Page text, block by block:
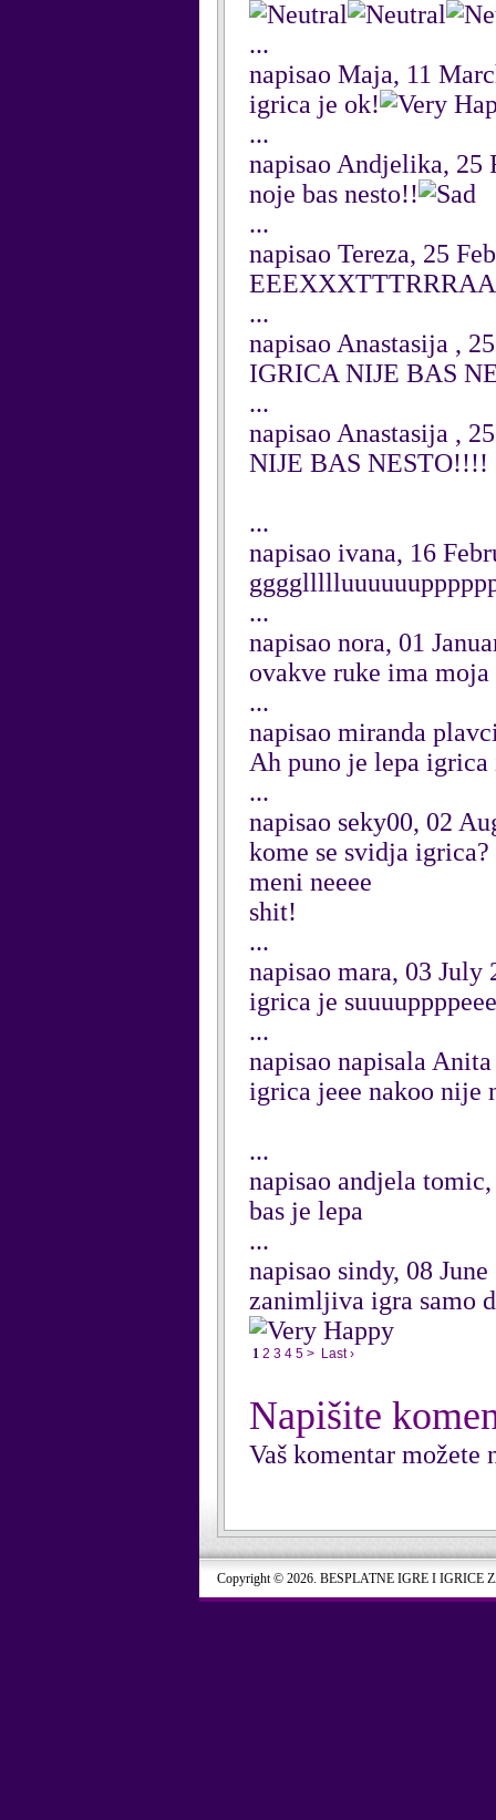
...
napisao Maja, 11
igrica je ok!
...
napisao Andjelika, 25
noje bas nesto!!
...
napisao Tereza, 25
...
napisao Anastasija ,
IGRICA NIJE BAS
...
napisao Anastasija ,
NIJE BAS NESTO!!!!
...
napisao ivana, 16
...
napisao nora, 01
ovakve ruke ima moja
...
napisao miranda
Ah puno je lepa
...
napisao seky00, 02
kome se svidja igrica?
meni neeee
shit!
...
napisao mara, 03 July
igrica je
...
napisao napisala
igrica jeee nakoo nije
...
napisao andjela
bas je lepa
...
napisao sindy, 08 June
zanimljiva igra samo
1 2 3 4 5 > Last ›
Napišite
Vaš komentar možete
Copyright © 2026. BESPLATNE IGRE I IGRICE